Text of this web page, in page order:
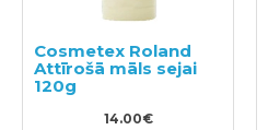
Cosmetex Roland
Attīrošā māls sejai
120g
14.00€